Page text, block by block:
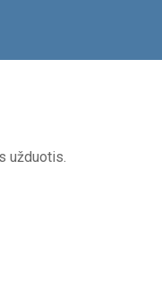
užduotis.